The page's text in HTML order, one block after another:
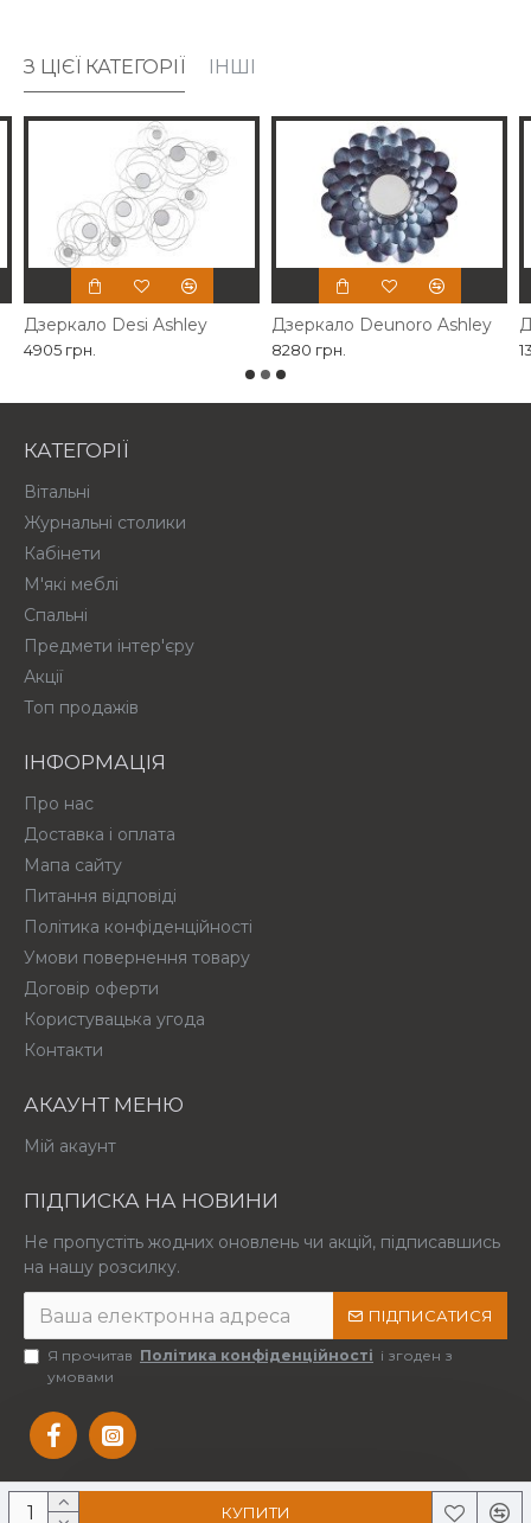
КУПИТИ
З ЦІЄЇ КАТЕГОРІЇ ІНШІ
Дзеркало Desi Ashley
4905 грн.
Дзеркало Deunoro Ashley
8280 грн.
КАТЕГОРІЇ
Вітальні
Журнальні столики
Кабінети
М'які меблі
Спальні
Предмети інтер'єру
Акції
Топ продажів
ІНФОРМАЦІЯ
Про нас
Доставка і оплата
Мапа сайту
Питання відповіді
Політика конфіденційності
Умови повернення товару
Договір оферти
Користувацька угода
Контакти
АКАУНТ МЕНЮ
Мій акаунт
ПІДПИСКА НА НОВИНИ
Не пропустіть жодних оновлень чи акцій, підписавшись
на нашу розсилку.
ПІДПИСАТИСЯ
Я прочитав Політика конфіденційності і згоден з
умовами